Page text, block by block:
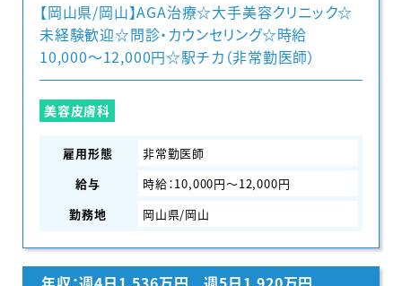
【岡山県/岡山】AGA治療☆大手美容クリニック☆
未経験歓迎☆問診・カウンセリング☆時給
10,000〜12,000円☆駅チカ（非常勤医師）
美容皮膚科
雇用形態
非常勤医師
給与
時給：10,000円〜12,000円
勤務地
岡山県/岡山